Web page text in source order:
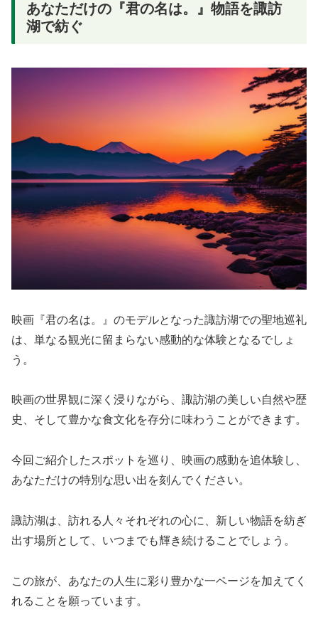
あなただけの『君の名は。』物語を諏訪
湖で紡ぐ
映画『君の名は。』のモデルとなった諏訪湖での聖地巡礼
は、単なる観光に留まらない感動的な体験となるでしょ
う。
映画の世界観に深く浸りながら、諏訪湖の美しい自然や歴
史、そして豊かな食文化を存分に味わうことができます。
今回ご紹介したスポットを巡り、映画の感動を追体験し、
あなただけの特別な思い出を刻んでください。
諏訪湖は、訪れる人々それぞれの心に、新しい物語を紡ぎ
出す場所として、いつまでも輝き続けることでしょう。
この旅が、あなたの人生に彩り豊かな一ページを加えてく
れることを願っています。